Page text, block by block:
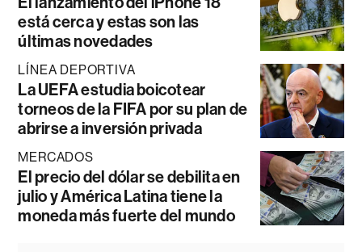
está cerca y estas son las
últimas novedades
LÍNEA DEPORTIVA
La UEFA estudia boicotear
torneos de la FIFA por su plan de
abrirse a inversión privada
MERCADOS
El precio del dólar se debilita en
julio y América Latina tiene la
moneda más fuerte del mundo